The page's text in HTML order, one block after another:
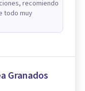
recomiendo
todo muy
Granados